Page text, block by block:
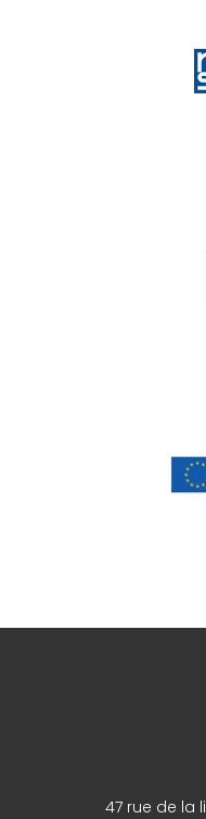
47 rue de la